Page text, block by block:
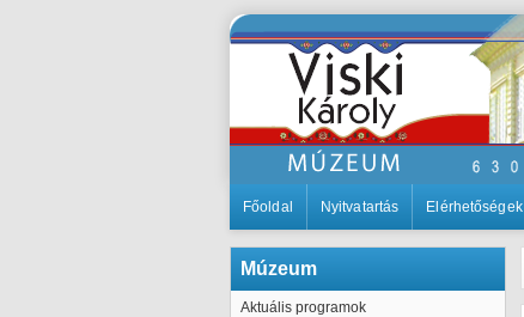
Főoldal Nyitvatartás Elérhetőségek
Múzeum
Aktuális programok